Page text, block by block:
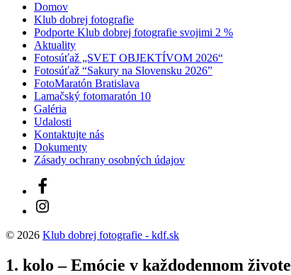
Domov
Klub dobrej fotografie
Podporte Klub dobrej fotografie svojimi 2 %
Aktuality
Fotosúťaž „SVET OBJEKTÍVOM 2026“
Fotosúťaž “Sakury na Slovensku 2026”
FotoMaratón Bratislava
Lamačský fotomaratón 10
Galéria
Udalosti
Kontaktujte nás
Dokumenty
Zásady ochrany osobných údajov
Facebook
Instagram
© 2026 Klub dobrej fotografie - kdf.sk
1. kolo – Emócie v každodennom živote